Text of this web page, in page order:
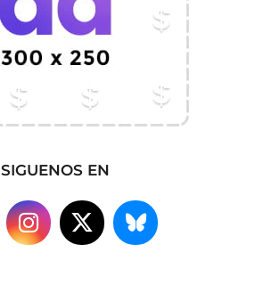
SIGUENOS EN